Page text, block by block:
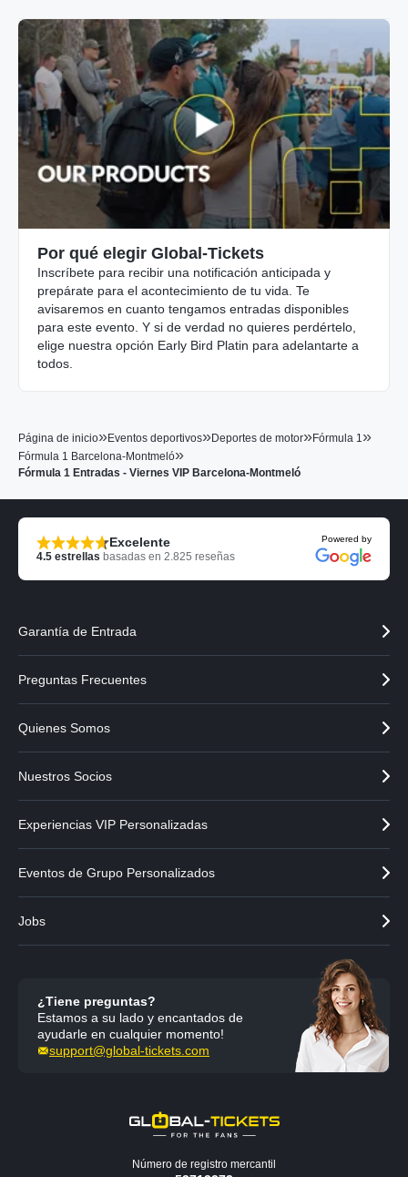
Por qué elegir Global-Tickets
Inscríbete para recibir una notificación anticipada y
prepárate para el acontecimiento de tu vida. Te
avisaremos en cuanto tengamos entradas disponibles
para este evento. Y si de verdad no quieres perdértelo,
elige nuestra opción Early Bird Platin para adelantarte a
todos.
Página de inicio»Eventos deportivos»Deportes de motor»Fórmula 1»
Fórmula 1 Barcelona-Montmeló»
Fórmula 1 Entradas - Viernes VIP Barcelona-Montmeló
Excelente
4.5 estrellas basadas en 2.825 reseñas
Powered by
Garantía de Entrada
Preguntas Frecuentes
Quienes Somos
Nuestros Socios
Experiencias VIP Personalizadas
Eventos de Grupo Personalizados
Jobs
¿Tiene preguntas?
Estamos a su lado y encantados de
ayudarle en cualquier momento!
support@global-tickets.com
Número de registro mercantil